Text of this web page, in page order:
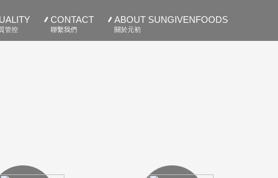
管控
CONTACT
聯繫我們
ABOUT SUNGIVENFOODS
關於元初